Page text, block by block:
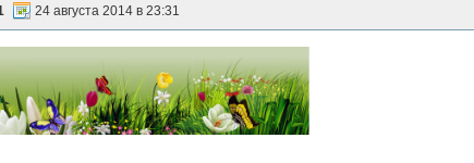
24 августа 2014 в 23:31